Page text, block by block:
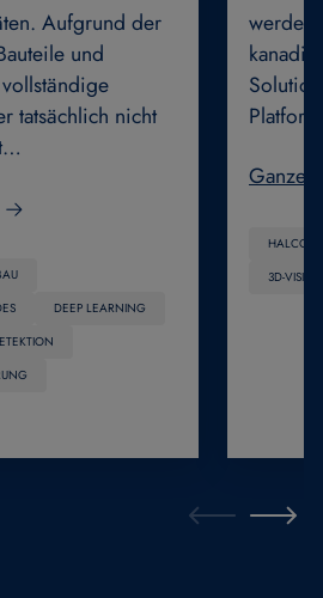
Aufgrund der
und
tatsächlich nicht
DEEP LEARNING
werden
Ganze
HALCON
3D-VISION